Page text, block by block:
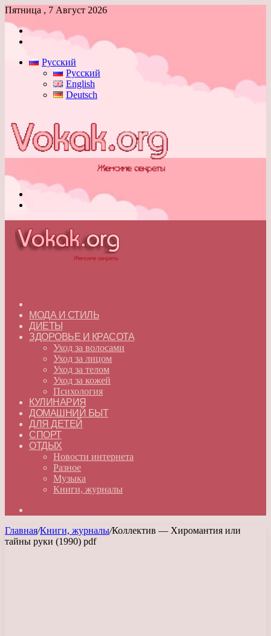
Пятница , 7 Август 2026
Войти
Русский
Русский
English
Deutsch
МОДА И СТИЛЬ
ДИЕТЫ
ЗДОРОВЬЕ И КРАСОТА
Уход за волосами
Уход за лицом
Уход за телом
Уход за кожей
Психология
КУЛИНАРИЯ
ДОМАШНИЙ БЫТ
ДЛЯ ДЕТЕЙ
СПОРТ
ОТДЫХ
Новости интернета
Разное
Музыка
Книги, журналы
Главная/Книги, журналы/Коллектив — Хиромантия или
тайны руки (1990) pdf